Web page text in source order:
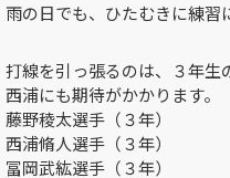
雨の日でも、ひたむきに練習
打線を引っ張るのは、３年生
西浦にも期待がかかります。
藤野稜太選手 （３年）
西浦脩人選手 （３年）
冨岡武紘選手 （３年）